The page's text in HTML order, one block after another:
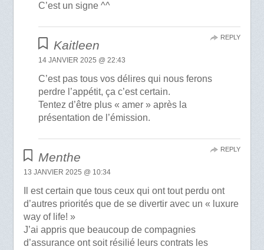
C’est un signe ^^
Kaitleen
14 JANVIER 2025 @ 22:43
C’est pas tous vos délires qui nous ferons
perdre l’appétit, ça c’est certain.
Tentez d’être plus « amer » après la
présentation de l’émission.
REPLY
Menthe
13 JANVIER 2025 @ 10:34
Il est certain que tous ceux qui ont tout perdu ont
d’autres priorités que de se divertir avec un « luxure
way of life! »
J’ai appris que beaucoup de compagnies
d’assurance ont soit résilié leurs contrats les
REPLY